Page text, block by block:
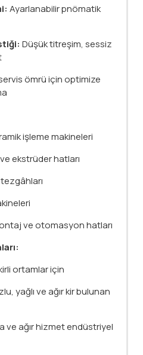
Ayarlanabilir pnömatik
Düşük titreşim, sessiz
ömrü için optimize
işleme makineleri
ekstrüder hatları
ve otomasyon hatları
ortamlar için
yağlı ve ağır kir bulunan
ve ağır hizmet endüstriyel